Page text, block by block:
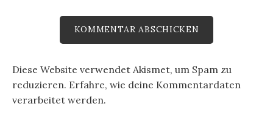
Diese Website verwendet Akismet, um Spam zu
reduzieren. Erfahre, wie deine Kommentardaten
verarbeitet werden.